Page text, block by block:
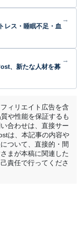
レス・睡眠不足・血
→
、新たな人材を募
→
ィリエイト広告を含
や性能を保証するも
合わせは、直接サー
は、本記事の内容や
ついて、直接的・間
まが本稿に関連した
責任で行ってくださ